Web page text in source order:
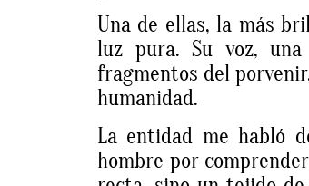
Una de ellas, la más
luz pura. Su voz,
fragmentos del
humanidad.
La entidad me habló
hombre por